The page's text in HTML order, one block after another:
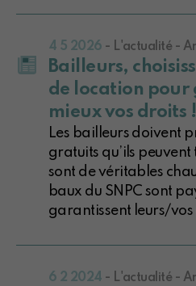
4 5 2026 - L'actualité -
Bailleurs,
de location pour
mieux vos droits !
Les bailleurs doivent
gratuits qu’ils peuvent
sont de véritables
baux du SNPC sont
garantissent leurs/vos
6 2 2024 - L'actualité -